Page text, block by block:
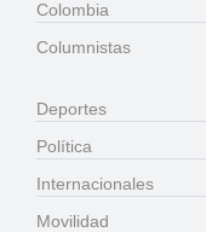
Colombia
Columnistas
Deportes
Política
Internacionales
Movilidad